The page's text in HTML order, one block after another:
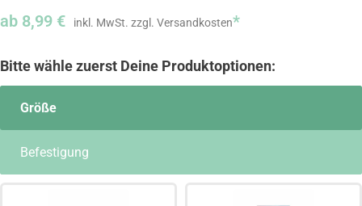
ab 8,99 € *
Größe
Befestigung